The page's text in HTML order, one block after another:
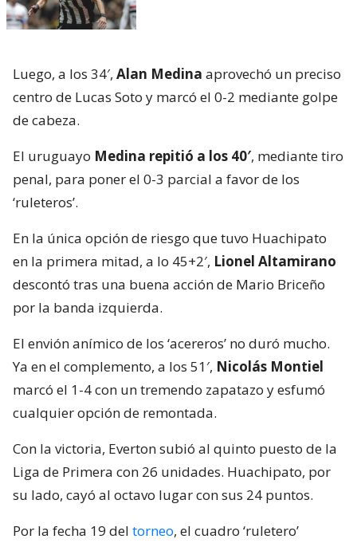
Luego, a los 34′, Alan Medina aprovechó un preciso
centro de Lucas Soto y marcó el 0-2 mediante golpe
de cabeza.
El uruguayo Medina repitió a los 40′, mediante tiro
penal, para poner el 0-3 parcial a favor de los
‘ruleteros’.
En la única opción de riesgo que tuvo Huachipato
en la primera mitad, a lo 45+2′, Lionel Altamirano
descontó tras una buena acción de Mario Briceño
por la banda izquierda.
El envión anímico de los ‘acereros’ no duró mucho.
Ya en el complemento, a los 51′, Nicolás Montiel
marcó el 1-4 con un tremendo zapatazo y esfumó
cualquier opción de remontada.
Con la victoria, Everton subió al quinto puesto de la
Liga de Primera con 26 unidades. Huachipato, por
su lado, cayó al octavo lugar con sus 24 puntos.
Por la fecha 19 del torneo, el cuadro ‘ruletero’